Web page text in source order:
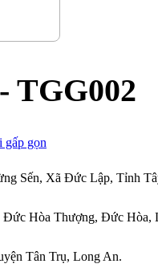
TGG002
gấp gọn
Sến, Xã Đức Lập, Tỉnh
Hòa Thượng, Đức Hòa,
Tân Trụ, Long An.